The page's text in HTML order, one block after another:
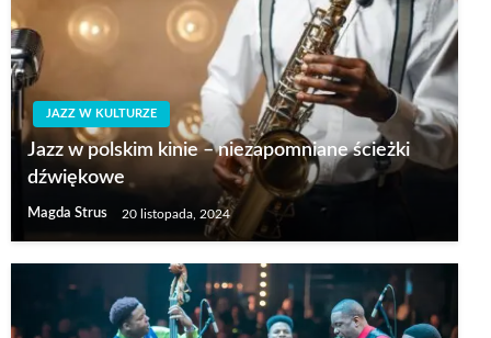
JAZZ W KULTURZE
Jazz w polskim kinie – niezapomniane ścieżki
dźwiękowe
Magda Strus 20 listopada, 2024